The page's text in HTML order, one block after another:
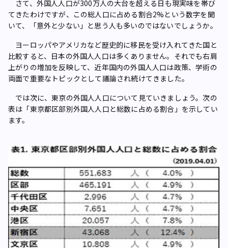
さて、外国人人口が300万人の大台を超える日も現実味を帯び
てきたわけですが、この総人口に占める割合2%という数字を聞
いて、「意外と少ない」と思う人も多いのではないでしょうか。
ヨーロッパやアメリカなど歴史的に移民を受け入れてきた国と
比較すると、日本の外国人人口は多くありません。それでも右肩
上がりの増加を反映して、近年国内の外国人人口は政策、学術の
両面で重要なトピックとして議論され続けてきました。
では次に、東京の外国人人口について見ていきましょう。次の
表は「東京都区部別外国人人口と総数に占める割合」を示してい
ます。